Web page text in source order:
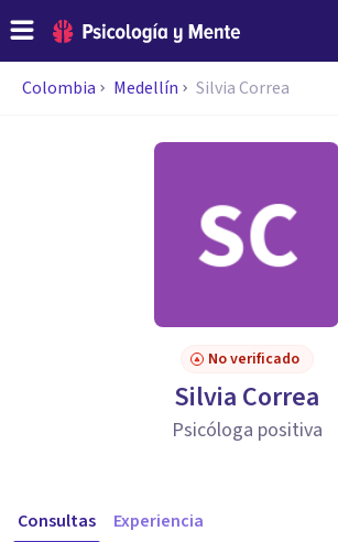
Colombia Medellín Silvia Correa
No verificado
Silvia Correa
Psicóloga positiva
Consultas Experiencia